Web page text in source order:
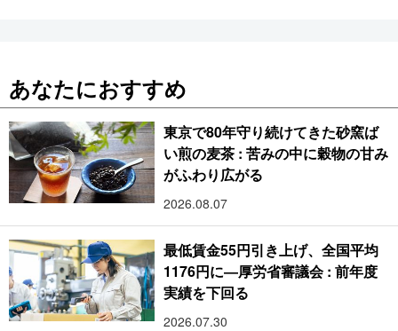
あなたにおすすめ
東京で80年守り続けてきた砂窯ば
い煎の麦茶 : 苦みの中に穀物の甘み
がふわり広がる
2026.08.07
最低賃金55円引き上げ、全国平均
1176円に―厚労省審議会 : 前年度
実績を下回る
2026.07.30